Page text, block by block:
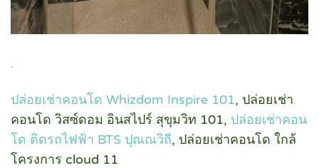
.
ปล่อยเช่าคอนโด Whizdom Inspire 101, ปล่อยเช่า
คอนโด วิสซ์ดอม อินสไปร์ สุขุมวิท 101, ปล่อยเช่าคอน
โด ติดรถไฟฟ้า BTS ปุณณวิถี, ปล่อยเช่าคอนโด ใกล้
โครงการ cloud 11